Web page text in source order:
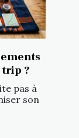
?
pas à
son